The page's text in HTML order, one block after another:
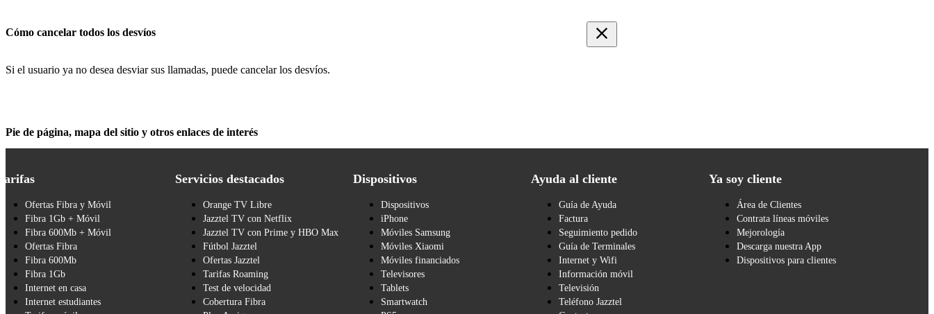
Cómo cancelar todos los desvíos
Si el usuario ya no desea desviar sus llamadas, puede cancelar los desvíos.
Pie de página, mapa del sitio y otros enlaces de interés
Ofertas Fibra y Móvil
Fibra 1Gb + Móvil
Fibra 600Mb + Móvil
Ofertas Fibra
Fibra 600Mb
Fibra 1Gb
Internet en casa
Internet estudiantes
Servicios destacados
Orange TV Libre
Jazztel TV con Netflix
Jazztel TV con Prime y HBO Max
Fútbol Jazztel
Ofertas Jazztel
Tarifas Roaming
Test de velocidad
Cobertura Fibra
Dispositivos
Dispositivos
iPhone
Móviles Samsung
Móviles Xiaomi
Móviles financiados
Televisores
Tablets
Smartwatch
Ayuda al cliente
Guía de Ayuda
Factura
Seguimiento pedido
Guía de Terminales
Internet y Wifi
Información móvil
Televisión
Teléfono Jazztel
Ya soy cliente
Área de Clientes
Contrata líneas móviles
Mejorología
Descarga nuestra App
Dispositivos para clientes